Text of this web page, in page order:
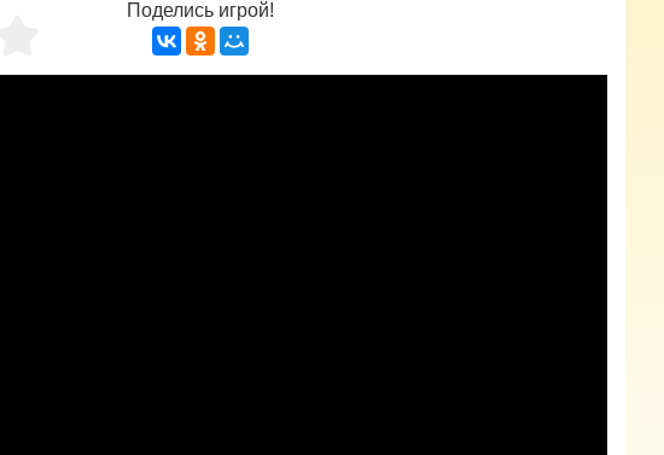
Поделись игрой!